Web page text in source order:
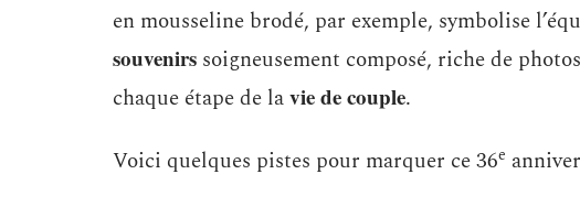
en mousseline brodé, par exemple, symbolise
souvenirs soigneusement composé, riche de
chaque étape de lavie de couple.
Voici quelques pistes pour marquer ce 36e